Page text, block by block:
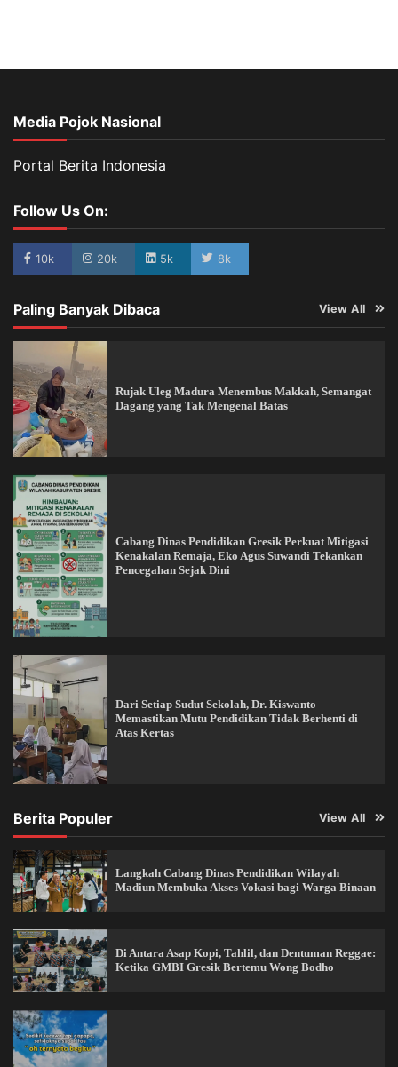
Media Pojok Nasional
Portal Berita Indonesia
Follow Us On:
10k 20k 5k 8k
Paling Banyak Dibaca View All
Rujak Uleg Madura Menembus Makkah, Semangat
Dagang yang Tak Mengenal Batas
Cabang Dinas Pendidikan Gresik Perkuat Mitigasi
Kenakalan Remaja, Eko Agus Suwandi Tekankan
Pencegahan Sejak Dini
Dari Setiap Sudut Sekolah, Dr. Kiswanto
Memastikan Mutu Pendidikan Tidak Berhenti di
Atas Kertas
Berita Populer View All
Langkah Cabang Dinas Pendidikan Wilayah
Madiun Membuka Akses Vokasi bagi Warga Binaan
Di Antara Asap Kopi, Tahlil, dan Dentuman Reggae:
Ketika GMBI Gresik Bertemu Wong Bodho